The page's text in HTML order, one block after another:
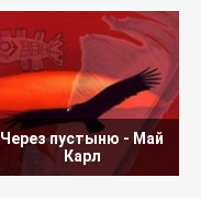
Через пустыню - Май
Карл